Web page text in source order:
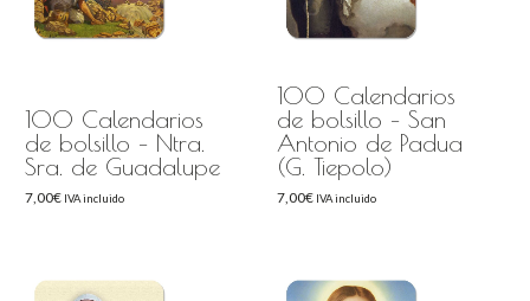
100 Calendarios
de bolsillo – Ntra.
Sra. de Guadalupe
7,00€ IVA incluido
100 Calendarios
de bolsillo – San
Antonio de Padua
(G. Tiepolo)
7,00€ IVA incluido